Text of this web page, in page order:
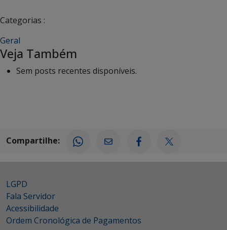
Categorias :
Geral
Veja Também
Sem posts recentes disponíveis.
Compartilhe:
LGPD
Fala Servidor
Acessibilidade
Ordem Cronológica de Pagamentos